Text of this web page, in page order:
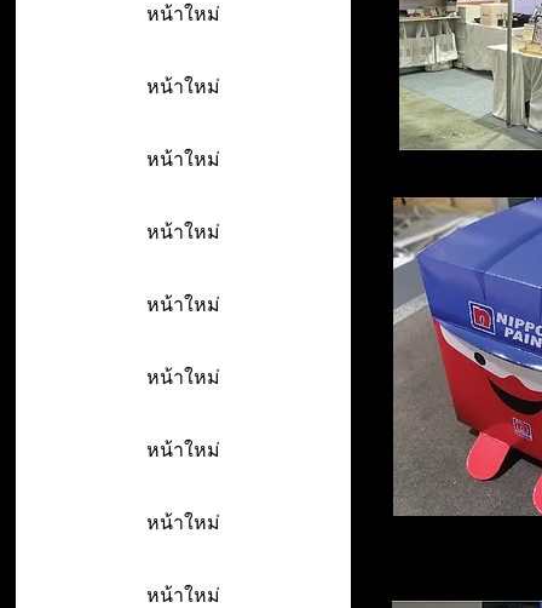
หน้าใหม่
หน้าใหม่
หน้าใหม่
หน้าใหม่
หน้าใหม่
หน้าใหม่
หน้าใหม่
หน้าใหม่
หน้าใหม่